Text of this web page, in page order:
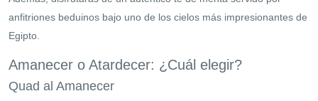
anfitriones beduinos bajo uno de los cielos más impresionantes de
Egipto.
Amanecer o Atardecer: ¿Cuál elegir?
Quad al Amanecer